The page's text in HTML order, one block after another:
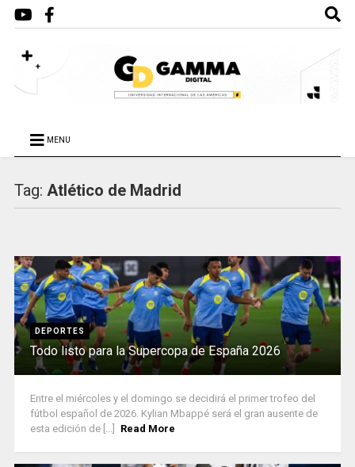
MENU
Tag: Atlético de Madrid
DEPORTES
Todo listo para la Supercopa de España 2026
Entre el miércoles y el domingo se decidirá el primer trofeo del
fútbol español de 2026. Kylian Mbappé será el gran ausente de
esta edición de [...]
Read More